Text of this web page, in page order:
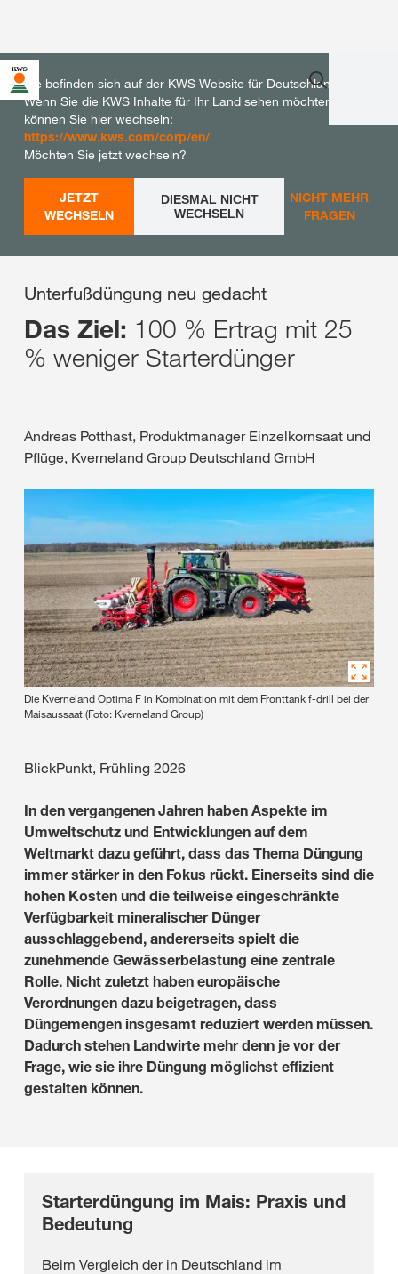
Sie befinden sich auf der KWS Website für Deutschland.
Wenn Sie die KWS Inhalte für Ihr Land sehen möchten,
können Sie hier wechseln:
https://www.kws.com/corp/en/
Möchten Sie jetzt wechseln?
JETZT
WECHSELN
DIESMAL NICHT
WECHSELN
NICHT MEHR
FRAGEN
Unterfußdüngung neu gedacht
Das Ziel: 100 % Ertrag mit 25
% weniger Starterdünger
Andreas Potthast, Produktmanager Einzelkornsaat und
Pflüge, Kverneland Group Deutschland GmbH
Die Kverneland Optima F in Kombination mit dem Fronttank f-drill bei der
Maisaussaat (Foto: Kverneland Group)
BlickPunkt, Frühling 2026
In den vergangenen Jahren haben Aspekte im
Umweltschutz und Entwicklungen auf dem
Weltmarkt dazu geführt, dass das Thema Düngung
immer stärker in den Fokus rückt. Einerseits sind die
hohen Kosten und die teilweise eingeschränkte
Verfügbarkeit mineralischer Dünger
ausschlaggebend, andererseits spielt die
zunehmende Gewässerbelastung eine zentrale
Rolle. Nicht zuletzt haben europäische
Verordnungen dazu beigetragen, dass
Düngemengen insgesamt reduziert werden müssen.
Dadurch stehen Landwirte mehr denn je vor der
Frage, wie sie ihre Düngung möglichst effizient
gestalten können.
Starterdüngung im Mais: Praxis und
Bedeutung
Beim Vergleich der in Deutschland im